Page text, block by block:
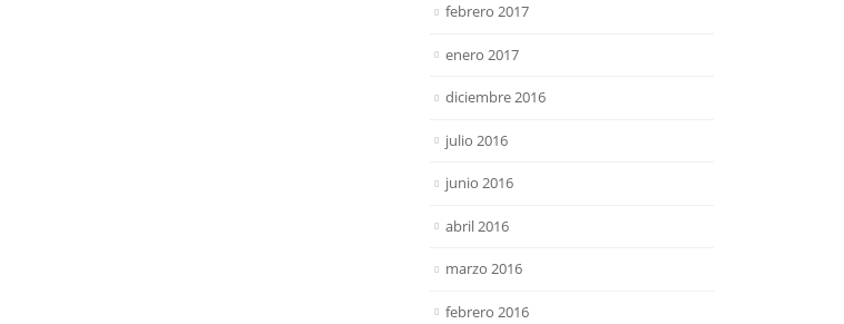
febrero 2017
enero 2017
diciembre 2016
julio 2016
junio 2016
abril 2016
marzo 2016
febrero 2016